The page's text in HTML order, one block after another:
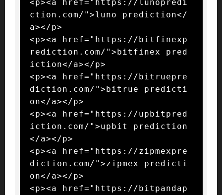
<p><a href="https://lunopredi
ction.com/">luno prediction</
a></p>
<p><a href="https://bitfinexp
rediction.com/">bitfinex pred
iction</a></p>
<p><a href="https://bitruepre
diction.com/">bitrue predicti
on</a></p>
<p><a href="https://upbitpred
iction.com/">upbit prediction
</a></p>
<p><a href="https://zipmexpre
diction.com/">zipmex predicti
on</a></p>
<p><a href="https://bitpandap